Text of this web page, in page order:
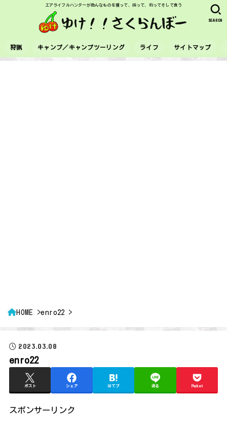
エアライフルハンターが色んなものを獲って、採って、釣ってそして食う
狩猟 キャンプ／キャンプツーリング ライフ サイトマップ
SEARCH
HOME enro22
2023.03.08
enro22
ポスト シェア はてブ 送る Pocket
スポンサーリンク